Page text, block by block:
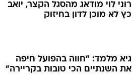
רוני לוי מודאג מהסגל הקצר, יואב
כץ לא מוכן לדון בחיזוק
גיא מלמד: "חווה בהפועל חיפה
את השנתיים הכי טובות בקריירה"